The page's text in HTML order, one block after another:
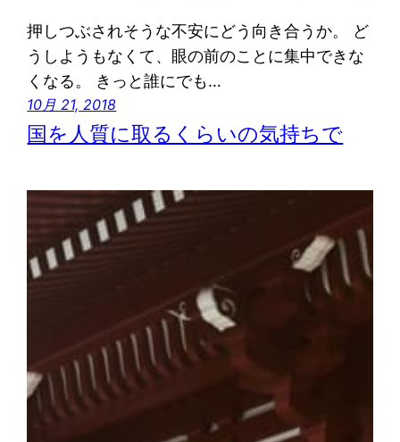
押しつぶされそうな不安にどう向き合うか。 ど
うしようもなくて、眼の前のことに集中できな
くなる。 きっと誰にでも…
10月 21, 2018
国を人質に取るくらいの気持ちで